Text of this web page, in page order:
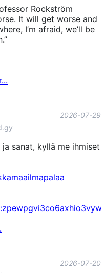
Rockström
It will get worse and
I’m afraid, we’ll be
2026-07-29
sanat, kyllä me ihmiset
2026-07-20